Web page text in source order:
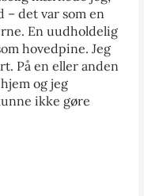
det var som en
En uudholdelig
hovedpine. Jeg
På en eller anden
og jeg
ikke gøre